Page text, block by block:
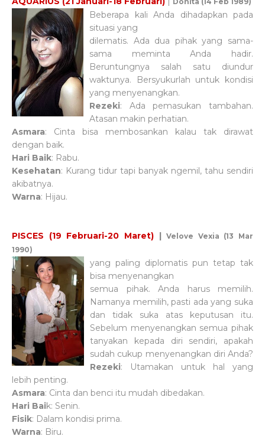
Beberapa kali Anda dihadapkan pada
situasi yang
dilematis. Ada dua pihak yang sama-
sama meminta Anda hadir.
Beruntungnya salah satu diundur
waktunya. Bersyukurlah untuk kondisi
yang menyenangkan.
Rezeki: Ada pemasukan tambahan.
Atasan makin perhatian.
Asmara: Cinta bisa membosankan kalau tak dirawat
dengan baik.
Hari Baik: Rabu.
Kesehatan: Kurang tidur tapi banyak ngemil, tahu sendiri
akibatnya.
Warna: Hijau.
PISCES (19 Februari-20 Maret)|Velove Vexia (13 Mar
1990)
yang paling diplomatis pun tetap tak
bisa menyenangkan
semua pihak. Anda harus memilih.
Namanya memilih, pasti ada yang suka
dan tidak suka atas keputusan itu.
Sebelum menyenangkan semua pihak
tanyakan kepada diri sendiri, apakah
sudah cukup menyenangkan diri Anda?
Rezeki: Utamakan untuk hal yang
lebih penting.
Asmara: Cinta dan benci itu mudah dibedakan.
Hari Baik: Senin.
Fisik: Dalam kondisi prima.
Warna: Biru.